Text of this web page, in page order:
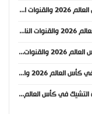
موعد مباراة البرازيل والمغرب في كأس العالم 2026 والقنوات الناقلة
موعد مباراة قطر وسويسرا في كأس العالم 2026 والقنوات الناقلة
موعد مباراة أمريكا والباراغواي في كأس العالم 2026 والقنوات الناقلة
موعد مباراة كندا والبوسنة والهرسك في كأس العالم 2026 والقنوات الناقلة
موعد مباراة كوريا الجنوبية وجمهورية التشيك في كأس العالم 2026 والقنوات الناقلة